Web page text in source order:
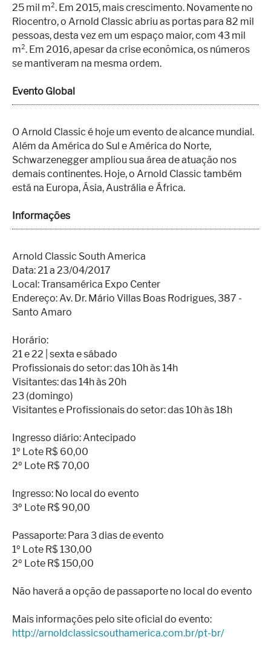
25 mil m². Em 2015, mais crescimento. Novamente no
Riocentro, o Arnold Classic abriu as portas para 82 mil
pessoas, desta vez em um espaço maior, com 43 mil
m². Em 2016, apesar da crise econômica, os números
se mantiveram na mesma ordem.
Evento Global
O Arnold Classic é hoje um evento de alcance mundial.
Além da América do Sul e América do Norte,
Schwarzenegger ampliou sua área de atuação nos
demais continentes. Hoje, o Arnold Classic também
está na Europa, Ásia, Austrália e África.
Informações
Arnold Classic South America
Data: 21 a 23/04/2017
Local: Transamérica Expo Center
Endereço: Av. Dr. Mário Villas Boas Rodrigues, 387 -
Santo Amaro
Horário:
21 e 22 | sexta e sábado
Profissionais do setor: das 10h às 14h
Visitantes: das 14h às 20h
23 (domingo)
Visitantes e Profissionais do setor: das 10h às 18h
Ingresso diário: Antecipado
1º Lote R$ 60,00
2º Lote R$ 70,00
Ingresso: No local do evento
3º Lote R$ 90,00
Passaporte: Para 3 dias de evento
1º Lote R$ 130,00
2º Lote R$ 150,00
Não haverá a opção de passaporte no local do evento
Mais informações pelo site oficial do evento:
http://arnoldclassicsouthamerica.com.br/pt-br/